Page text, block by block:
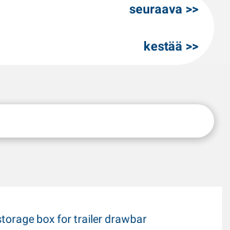
seuraava
kestää
box for trailer drawbar